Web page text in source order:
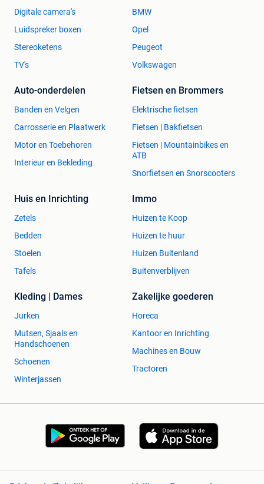
Digitale camera's
Luidspreker boxen
Stereoketens
TV's
BMW
Opel
Peugeot
Volkswagen
Auto-onderdelen
Banden en Velgen
Carrosserie en Plaatwerk
Motor en Toebehoren
Interieur en Bekleding
Fietsen en Brommers
Elektrische fietsen
Fietsen | Bakfietsen
Fietsen | Mountainbikes en
ATB
Snorfietsen en Snorscooters
Huis en Inrichting
Zetels
Bedden
Stoelen
Tafels
Immo
Huizen te Koop
Huizen te huur
Huizen Buitenland
Buitenverblijven
Kleding | Dames
Jurken
Mutsen, Sjaals en
Handschoenen
Schoenen
Winterjassen
Zakelijke goederen
Horeca
Kantoor en Inrichting
Machines en Bouw
Tractoren